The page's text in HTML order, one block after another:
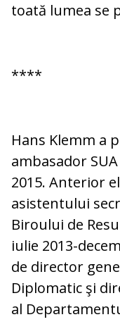
toată lumea se
****
Hans Klemm a
ambasador
2015. Anterior
asistentului
Biroului de
iulie 2013-
de director
Diplomatic şi
al